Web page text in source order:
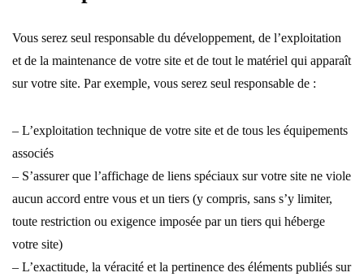
Vous serez seul responsable du développement, de l’exploitation
et de la maintenance de votre site et de tout le matériel qui apparaît
sur votre site. Par exemple, vous serez seul responsable de :
– L’exploitation technique de votre site et de tous les équipements
associés
– S’assurer que l’affichage de liens spéciaux sur votre site ne viole
aucun accord entre vous et un tiers (y compris, sans s’y limiter,
toute restriction ou exigence imposée par un tiers qui héberge
votre site)
– L’exactitude, la véracité et la pertinence des éléments publiés sur